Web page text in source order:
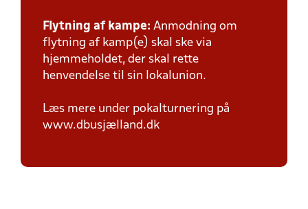
Flytning af kampe: Anmodning om
flytning af kamp(e) skal ske via
hjemmeholdet, der skal rette
henvendelse til sin lokalunion.
Læs mere under pokalturnering på
www.dbusjælland.dk